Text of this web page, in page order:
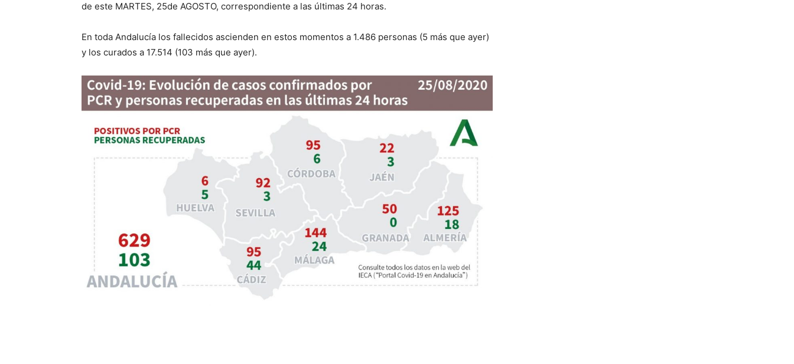
de este MARTES, 25de AGOSTO, correspondiente a las últimas 24 horas.
En toda Andalucía los fallecidos ascienden en estos momentos a 1.486 personas (5 más que ayer)
y los curados a 17.514 (103 más que ayer).